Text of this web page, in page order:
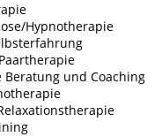
Hypnotherapie
Beratung und Coaching